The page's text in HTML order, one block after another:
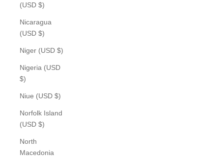
(USD $)
Nicaragua
(USD $)
Niger (USD $)
Nigeria (USD
$)
Niue (USD $)
Norfolk Island
(USD $)
North
Macedonia